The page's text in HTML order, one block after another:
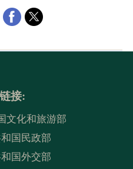
接:
文化和旅游部
国民政部
国外交部